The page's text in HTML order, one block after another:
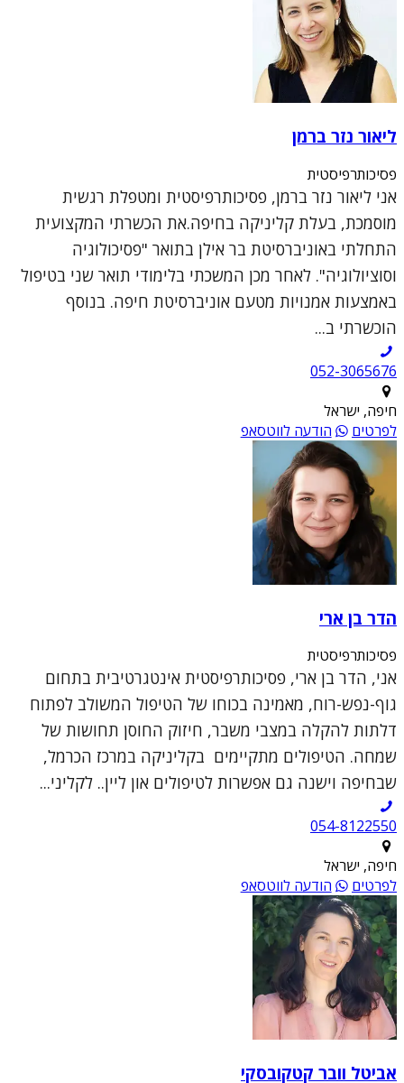
ליאור נזר ברמן
פסיכותרפיסטית
אני ליאור נזר ברמן, פסיכותרפיסטית ומטפלת רגשית
מוסמכת, בעלת קליניקה בחיפה.את הכשרתי המקצועית
התחלתי באוניברסיטת בר אילן בתואר "פסיכולוגיה
וסוציולוגיה". לאחר מכן המשכתי בלימודי תואר שני בטיפול
באמצעות אמנויות מטעם אוניברסיטת חיפה. בנוסף
הוכשרתי ב...
052-3065676
חיפה, ישראל
לפרטים
הודעה לווטסאפ
הדר בן ארי
פסיכותרפיסטית
אני, הדר בן ארי, פסיכותרפיסטית אינטגרטיבית בתחום
גוף-נפש-רוח, מאמינה בכוחו של הטיפול המשולב לפתוח
דלתות להקלה במצבי משבר, חיזוק החוסן תחושות של
שמחה. הטיפולים מתקיימים בקליניקה במרכז הכרמל,
שבחיפה וישנה גם אפשרות לטיפולים און ליין.. לקליני...
054-8122550
חיפה, ישראל
לפרטים
הודעה לווטסאפ
אביטל וובר קטקובסקי